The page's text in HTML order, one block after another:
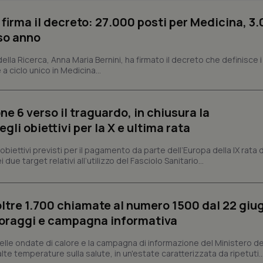
il decreto: 27.000 posti per Medicina,
anno
Ricerca, Anna Maria Bernini, ha firmato il decreto che definisce
ciclo unico in Medicina...
6 verso il traguardo, in chiusura la
obiettivi per la X e ultima rata
previsti per il pagamento da parte dell’Europa della IX rata
target relativi all’utilizzo del Fasciolo Sanitario...
1.700 chiamate al numero 1500 dal 22
e campagna informativa
ondate di calore e la campagna di informazione del Ministero
temperature sulla salute, in un'estate caratterizzata da ripetuti...
settimane
2 giorni
abilitare il sistema di tracking
www.quotidianosanita.it
2 giorni
per distinguere utenti unici
generato in modo casuale come
cliente. È incluso in ogni
sito e utilizzato per calcolare i
PHP.net
Sessione
Cookie generato da applicazioni
sessione utente. Normalmente
utilizzato può essere specifico
buon esempio è mantenere uno
un utente tra le pagine.
mese
per mantenere lo stato della